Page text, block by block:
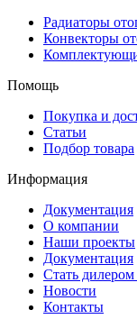
Радиаторы
Конвекторы
Помощь
Покупка и
Статьи
Подбор товара
Информация
Документация
О компании
Наши проекты
Документация
Стать
Новости
Контакты